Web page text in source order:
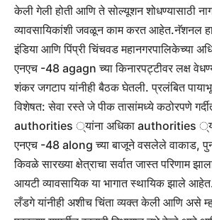
केली गेली होती आणि ते सोल्यूशन शोधण्यासाठी
व्यावसायिकांशी जवळून काम करत आहेत.नॅशनल
इंडिया आणि पिंप्री चिंचवड
एनएच -48 agagn च्या किनारपट्टीवर लक्ष
शंकर जगटाप यांनीही बैठक घेतली. प्रलंबित
विशेषत: सेवा रस्ते जे पीक तासांमध्ये कठोरपणे
authorities ्यांना अधिका authorities
एनएच -48 along च्या बाजूने वसलेले वाकाड,
किवळे सारख्या क्षेत्राचा सर्वात जास्त परिणाम
आयटी व्यावसायिक या भागात स्थायिक झाले
लँडगे यांनीही अशीच चिंता व्यक्त केली आणि असे